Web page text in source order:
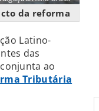
da reforma
Latino-
das
ao
Tributária